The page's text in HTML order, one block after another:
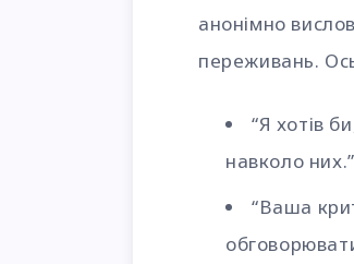
анонімно
переживань.
“Я хотів
навколо них.”
“Ваша